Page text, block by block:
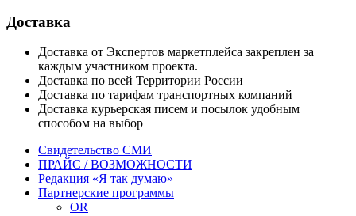
Доставка
Доставка от Экспертов маркетплейса закреплен за
каждым участником проекта.
Доставка по всей Территории России
Доставка по тарифам транспортных компаний
Доставка курьерская писем и посылок удобным
способом на выбор
Свидетельство СМИ
ПРАЙС / ВОЗМОЖНОСТИ
Редакция «Я так думаю»
Партнерские программы
OR